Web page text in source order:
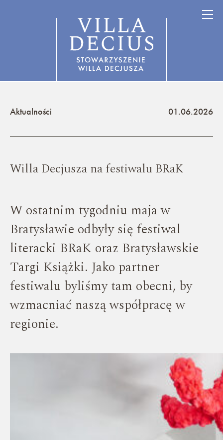
Aktualności 01.06.2026
Willa Decjusza na festiwalu BRaK
W ostatnim tygodniu maja w
Bratysławie odbyły się festiwal
literacki BRaK oraz Bratysławskie
Targi Książki. Jako partner
festiwalu byliśmy tam obecni, by
wzmacniać naszą współpracę w
regionie.